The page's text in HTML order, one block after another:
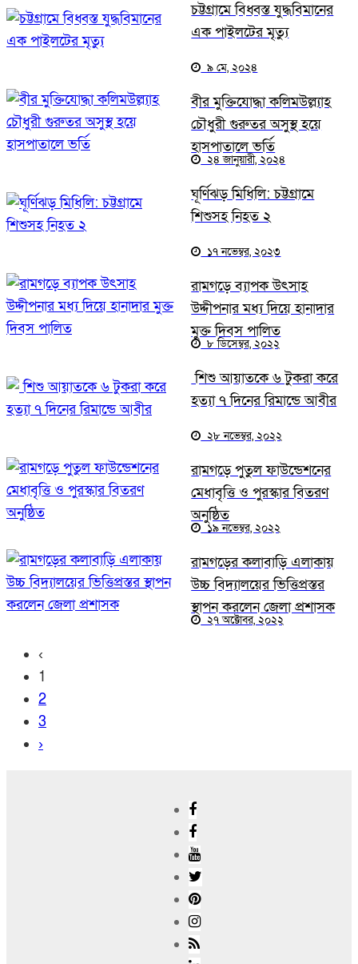
চট্টগ্রামে বিধ্বস্ত যুদ্ধবিমানের
এক পাইলটের মৃত্যু
৯ মে, ২০২৪
বীর মুক্তিযোদ্ধা কলিমউল্ল্যাহ
চৌধুরী গুরুতর অসুস্থ হয়ে
হাসপাতালে ভর্তি
২৪ জানুয়ারী, ২০২৪
ঘূর্ণিঝড় মিধিলি: চট্টগ্রামে
শিশুসহ নিহত ২
১৭ নভেম্বর, ২০২৩
রামগড়ে ব্যাপক উৎসাহ
উদ্দীপনার মধ্য দিয়ে হানাদার
মুক্ত দিবস পালিত
৮ ডিসেম্বর, ২০২২
শিশু আয়াতকে ৬ টুকরা করে
হত্যা ৭ দিনের রিমান্ডে আবীর
২৮ নভেম্বর, ২০২২
রামগড়ে পুতুল ফাউন্ডেশনের
মেধাবৃত্তি ও পুরস্কার বিতরণ
অনুষ্ঠিত
১৯ নভেম্বর, ২০২২
রামগড়ের কলাবাড়ি এলাকায়
উচ্চ বিদ্যালয়ের ভিত্তিপ্রস্তর
স্থাপন করলেন জেলা প্রশাসক
২৭ অক্টোবর, ২০২২
‹
1
2
3
›